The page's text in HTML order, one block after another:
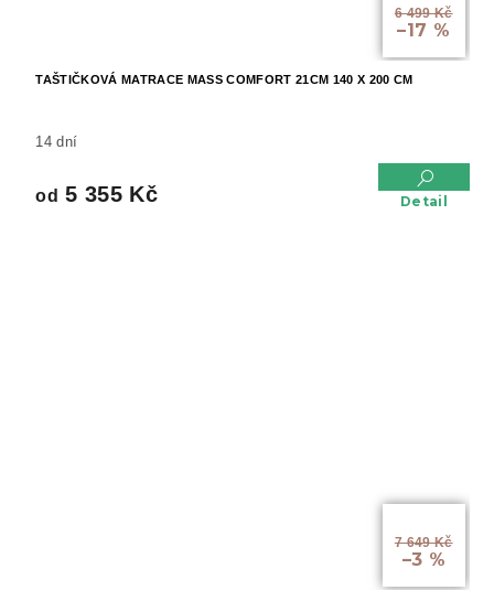
6 499 Kč
–17 %
TAŠTIČKOVÁ MATRACE MASS COMFORT 21CM 140 X 200 CM
14 dní
od 5 355 Kč Detail
7 649 Kč
–3 %